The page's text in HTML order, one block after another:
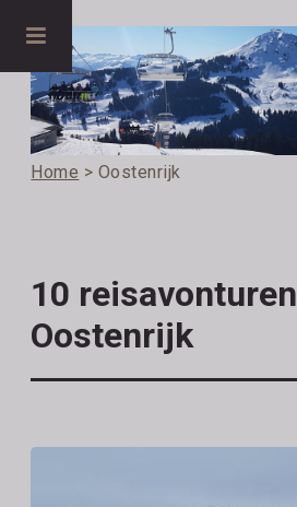
Home > Oostenrijk
10 reisavonturen
Oostenrijk